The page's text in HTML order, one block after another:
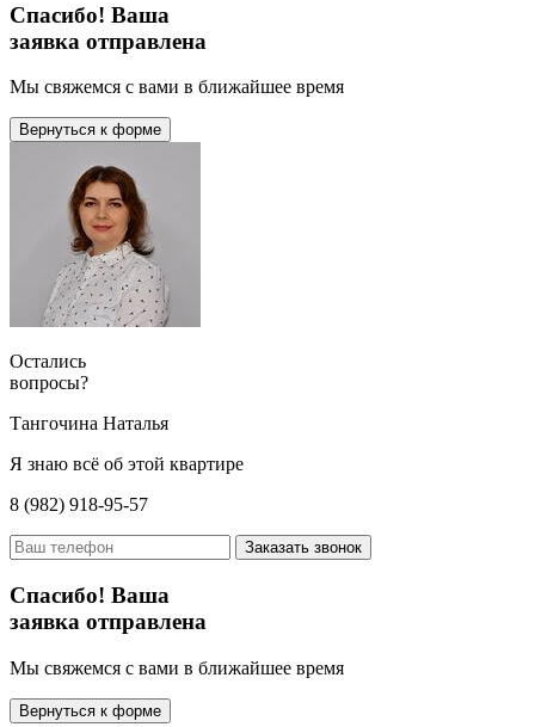
Спасибо! Ваша
заявка отправлена
Мы свяжемся с вами в ближайшее время
Вернуться к форме
Остались
вопросы?
Тангочина Наталья
Я знаю всё об этой квартире
8 (982) 918-95-57
Заказать звонок
Спасибо! Ваша
заявка отправлена
Мы свяжемся с вами в ближайшее время
Вернуться к форме